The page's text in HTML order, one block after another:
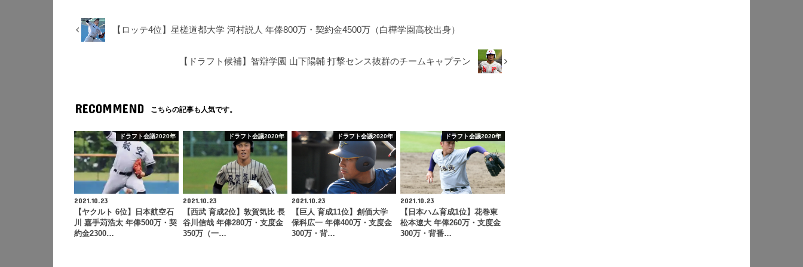
【ロッテ4位】星槎道都大学 河村説人 年俸800万・契約金4500万（白樺学園高校出身）
【ドラフト候補】智辯学園 山下陽輔 打撃センス抜群のチームキャプテン
RECOMMEND こちらの記事も人気です。
ドラフト会議2020年
2021.10.23
【ヤクルト 6位】日本航空石
川 嘉手苅浩太 年俸500万・契
約金2300…
ドラフト会議2020年
2021.10.23
【西武 育成2位】敦賀気比 長
谷川信哉 年俸280万・支度金
350万（一…
ドラフト会議2020年
2021.10.23
【巨人 育成11位】創価大学
保科広一 年俸400万・支度金
300万・背…
ドラフト会議2020年
2021.10.23
【日本ハム育成1位】花巻東
松本遼大 年俸260万・支度金
300万・背番…